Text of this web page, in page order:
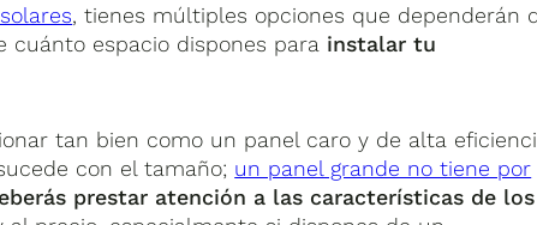
, tienes múltiples opciones que dependerán
cuánto espacio dispones para instalar tu
tan bien como un panel caro y de alta
con el tamaño; un panel grande no tiene por
prestar atención a las características de los